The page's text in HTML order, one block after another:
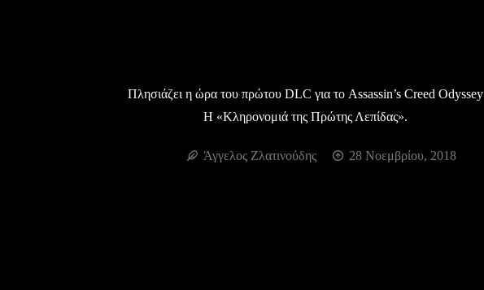
Πλησιάζει η ώρα του πρώτου DLC για το Assassin’s Creed Odyssey
H «Κληρονομιά της Πρώτης Λεπίδας».
Άγγελος Ζλατινούδης 28 Νοεμβρίου, 2018